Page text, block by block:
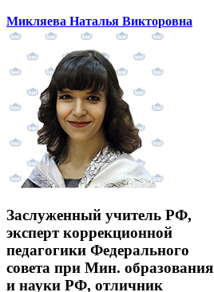
Микляева Наталья Викторовна
Заслуженный учитель РФ,
эксперт коррекционной
педагогики Федерального
совета при Мин. образования
и науки РФ, отличник